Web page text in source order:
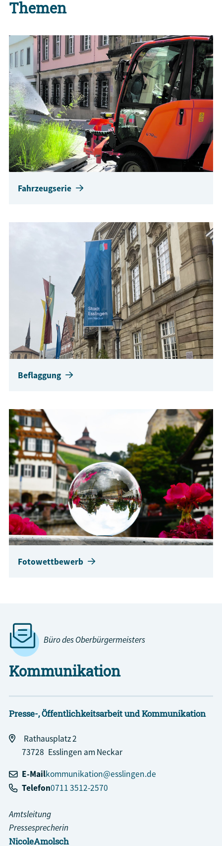
Themen
Fahrzeugserie
Beflaggung
Fotowettbewerb
Büro des Oberbürgermeisters
Kommunikation
Presse-, Öffentlichkeitsarbeit und Kommunikation
Rathausplatz 2
73728 Esslingen am Neckar
E-Mailkommunikation@esslingen.de
Telefon0711 3512-2570
NicoleAmolsch
Amtsleitung
Pressesprecherin